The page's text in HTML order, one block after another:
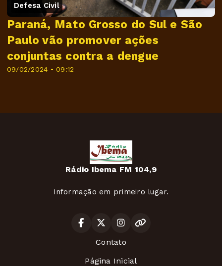
Defesa Civil
09/02/2024 • 09:12
Paraná, Mato Grosso do Sul e São
Paulo vão promover ações
conjuntas contra a dengue
Rádio Ibema FM 104,9
Informação em primeiro lugar.
Contato
Página Inicial